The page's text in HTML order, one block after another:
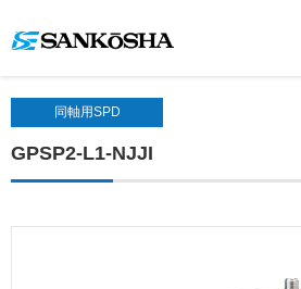
同軸用SPD
GPSP2-L1-NJJI